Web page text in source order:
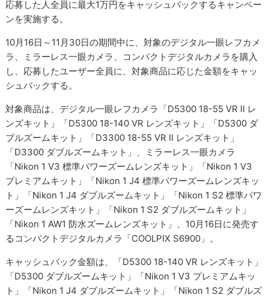
応募した人全員に最大1万円をキャッシュバックするキャンペー
ンを実施する。
10月16日～11月30日の期間中に、対象のデジタル一眼レフカメ
ラ、ミラーレス一眼カメラ、コンパクトデジタルカメラを購入
し、応募したユーザー全員に、対象商品に応じた金額をキャッ
シュバックする。
対象商品は、デジタル一眼レフカメラ「D5300 18-55 VR II レ
ンズキット」「D5300 18-140 VR レンズキット」「D5300 ダ
ブルズームキット」「D3300 18-55 VR II レンズキット」
「D3300 ダブルズームキット」、ミラーレス一眼カメラ
「Nikon 1 V3 標準パワーズームレンズキット」「Nikon 1 V3
プレミアムキット」「Nikon 1 J4 標準パワーズームレンズキッ
ト」「Nikon 1 J4 ダブルズームキット」「Nikon 1 S2 標準パワ
ーズームレンズキット」「Nikon 1 S2 ダブルズームキット」
「Nikon 1 AW1 防水ズームレンズキット」、10月16日に発売す
るコンパクトデジタルカメラ「COOLPIX S6900」。
キャッシュバック金額は、「D5300 18-140 VR レンズキット」
「D5300 ダブルズームキット」「Nikon 1 V3 プレミアムキッ
ト」「Nikon 1 J4 ダブルズームキット」「Nikon 1 S2 ダブルズ